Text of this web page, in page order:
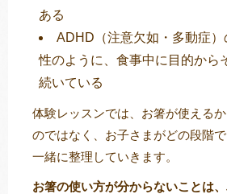
ある
ADHD（注意欠如・多動症）
性のように、食事中に目的から
続いている
体験レッスンでは、お箸が使える
のではなく、お子さまがどの段階
一緒に整理していきます。
お箸の使い方が分からないことは